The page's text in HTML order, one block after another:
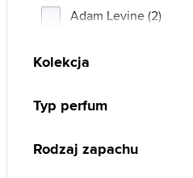
Adam Levine (2)
Adolfo Dominguez (43)
Aigner (45)
Kolekcja
Typ perfum
Rodzaj zapachu